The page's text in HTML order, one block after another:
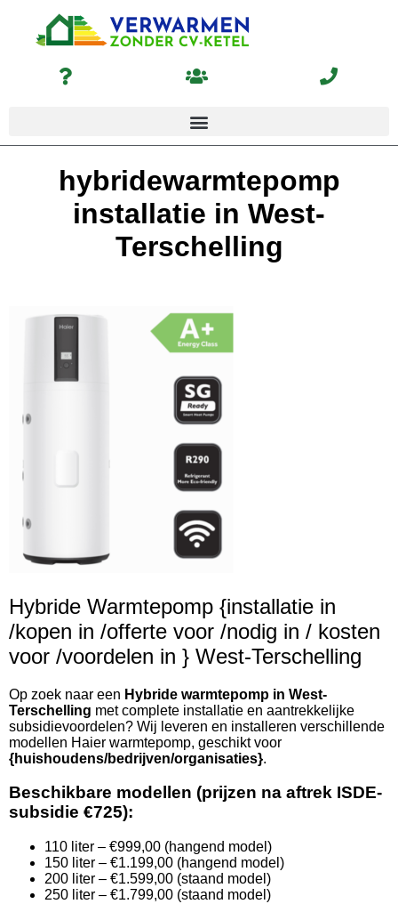
hybridewarmtepomp
installatie in West-
Terschelling
Hybride Warmtepomp {installatie in
/kopen in /offerte voor /nodig in / kosten
voor /voordelen in } West-Terschelling
Op zoek naar een Hybride warmtepomp in West-
Terschelling met complete installatie en aantrekkelijke
subsidievoordelen? Wij leveren en installeren verschillende
modellen Haier warmtepomp, geschikt voor
{huishoudens/bedrijven/organisaties}.
Beschikbare modellen (prijzen na aftrek ISDE-
subsidie €725):
110 liter – €999,00 (hangend model)
150 liter – €1.199,00 (hangend model)
200 liter – €1.599,00 (staand model)
250 liter – €1.799,00 (staand model)